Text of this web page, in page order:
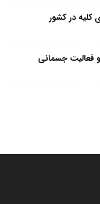
کلیه در کشور
فعالیت جسمانی